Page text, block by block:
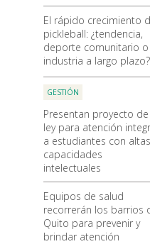
El rápido crecimiento
pickleball: ¿tendencia,
deporte comunitario o
industria a largo plazo?
GESTIÓN
Presentan proyecto de
ley para atención
a estudiantes con altas
capacidades
intelectuales
Equipos de salud
recorrerán los barrios
Quito para prevenir y
brindar atención